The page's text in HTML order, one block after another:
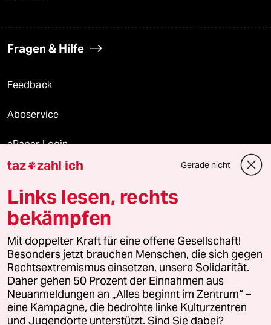
Fragen & Hilfe
Feedback
Aboservice
ePaper Login
Downloads für Abonnierende
© 2026 taz Verlags und Vertriebs GmbH
Alle Rechte vorbehalten. Bei rechtlichen Fragen oder für Genehmigungen
wenden Sie sich bitte an
lizenzen@taz.de
Feedback Redaktionsstatut Kommune-Richtlinien
Leitlinie Informant Datenschutz Impressum AGB
taz zahl ich Gerade nicht
Links lesen, rechts
bekämpfen
Mit doppelter Kraft für eine offene Gesellschaft!
Besonders jetzt brauchen Menschen, die sich gegen
Rechtsextremismus einsetzen, unsere Solidarität.
Daher gehen 50 Prozent der Einnahmen aus
Neuanmeldungen an „Alles beginnt im Zentrum“ –
eine Kampagne, die bedrohte linke Kulturzentren
und Jugendorte unterstützt. Sind Sie dabei?